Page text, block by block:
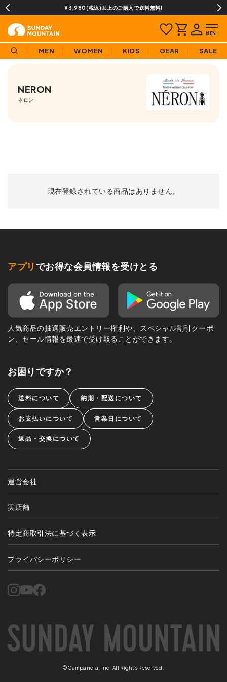
¥3,980(税込)以上のご購入で送料無料!
MEN WOMEN KIDS GEAR SALE
NERON
ネロン
現在登録されている商品はありません。
アプリ でお得な会員情報を受けとる
人気商品の抽選販売エントリー権利や、スペシャル割引クーポ
ン、セール情報を最速で受け取ることができます。
お困りですか？
送料について 納期・配送について
お支払いについて 営業日について
返品・交換について
運営会社
実店舗
特定商取引法に基づく表示
プライバシーポリシー
©Campanela, Inc. All Rights Reserved.